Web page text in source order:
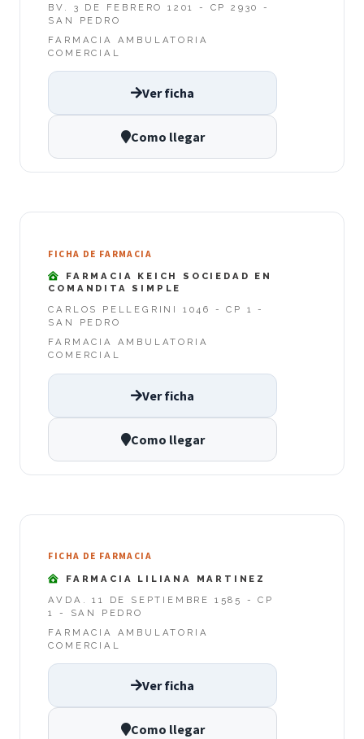
BV. 3 DE FEBRERO 1201 - CP 2930 -
SAN PEDRO
FARMACIA AMBULATORIA
COMERCIAL
Ver ficha
Como llegar
FICHA DE FARMACIA
FARMACIA KEICH SOCIEDAD EN
COMANDITA SIMPLE
CARLOS PELLEGRINI 1046 - CP 1 -
SAN PEDRO
FARMACIA AMBULATORIA
COMERCIAL
Ver ficha
Como llegar
FICHA DE FARMACIA
FARMACIA LILIANA MARTINEZ
AVDA. 11 DE SEPTIEMBRE 1585 - CP
1 - SAN PEDRO
FARMACIA AMBULATORIA
COMERCIAL
Ver ficha
Como llegar